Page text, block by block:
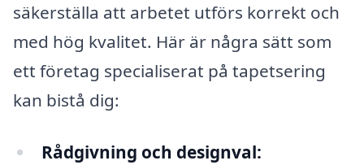
säkerställa att arbetet utförs korrekt och
med hög kvalitet. Här är några sätt som
ett företag specialiserat på tapetsering
kan bistå dig:
Rådgivning och designval: